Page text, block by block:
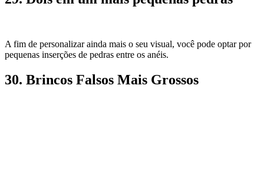
A fim de personalizar ainda mais o seu visual, você pode optar por
pequenas inserções de pedras entre os anéis.
30. Brincos Falsos Mais Grossos